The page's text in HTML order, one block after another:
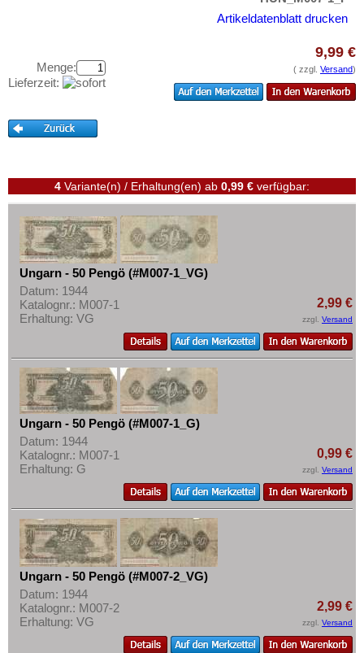
Kataloge
Aufbewahrung
Informationen
Preislisten
Ankauf
Erhaltungsgrade
Gratisbanknoten
Mehr über...
Zahlungsbedingungen
Privatsphäre und Datenschutz
Widerrufsbelehrung
Liefer- und Versandkosten
Impressum
Artikeldatenblatt drucken
Menge:
Lieferzeit:
9,99 €
( zzgl. Versand)
4 Variante(n) / Erhaltung(en) ab 0,99 € verfügbar:
Ungarn - 50 Pengö (#M007-1_VG)
Datum: 1944
Katalognr.: M007-1
Erhaltung: VG
2,99 €
zzgl. Versand
Ungarn - 50 Pengö (#M007-1_G)
Datum: 1944
Katalognr.: M007-1
Erhaltung: G
0,99 €
zzgl. Versand
Ungarn - 50 Pengö (#M007-2_VG)
Datum: 1944
Katalognr.: M007-2
Erhaltung: VG
2,99 €
zzgl. Versand